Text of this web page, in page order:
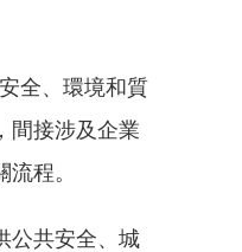
全、環境和質
間接涉及企業
程。
公共安全、城